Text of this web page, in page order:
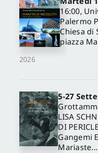
2026
16:00,
Palermo
Chiesa di
piazza
5-27
LISA
DI
Gangemi
Mariaste...